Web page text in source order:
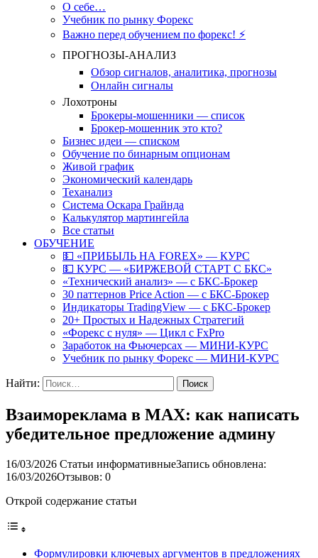
О себе…
Учебник по рынку Форекс
Важно перед обучением по форекс! ⚡
ПРОГНОЗЫ-АНАЛИЗ
Обзор сигналов, аналитика, прогнозы
Онлайн сигналы
Лохотроны
Брокеры-мошенники — список
Брокер-мошенник это кто?
Бизнес идеи — списком
Обучение по бинарным опционам
Живой график
Экономический календарь
Теханализ
Система Оскара Грайнда
Калькулятор мартингейла
Все статьи
ОБУЧЕНИЕ
💵 «ПРИБЫЛЬ НА FOREX» — КУРС
💵 КУРС — «БИРЖЕВОЙ СТАРТ С БКС»
«Технический анализ» — с БКС-Брокер
30 паттернов Price Action — с БКС-Брокер
Индикаторы TradingView — с БКС-Брокер
20+ Простых и Надежных Стратегий
«Форекс с нуля» — Цикл с FxPro
Заработок на Фьючерсах — МИНИ-КУРС
Учебник по рынку Форекс — МИНИ-КУРС
Найти:
Взаимореклама в MAX: как написать
убедительное предложение админу
16/03/2026 Статьи информативныеЗапись обновлена:
16/03/2026Отзывов: 0
Открой содержание статьи
Формулировки ключевых аргументов в предложениях